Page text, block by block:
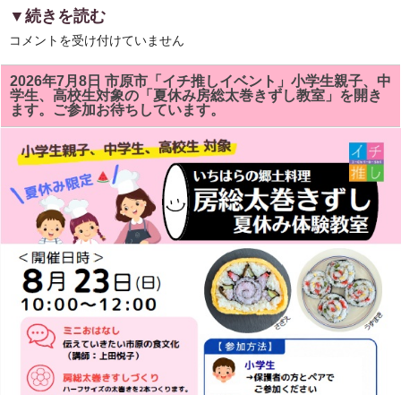
▼続きを読む
「ふ
さ
と
チ
ョ
イ
ス」
天」
「ふ
な
び」
る」
「市
コメントを受け付けていません
2026年7月8日 市原市「イチ推しイベント」小学生親子、中
学生、高校生対象の「夏休み房総太巻きずし教室」を開き
ます。ご参加お待ちしています。